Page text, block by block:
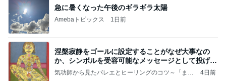
急に暑くなった午後のギラギラ太陽
Amebaトピックス 1日前
涅槃寂静をゴールに設定することがなぜ大事なの
か、シンボルを受容可能なメッセージとして投げる
ことが
気功師から見たバレエとヒーリングのコツ～「まと
4日前